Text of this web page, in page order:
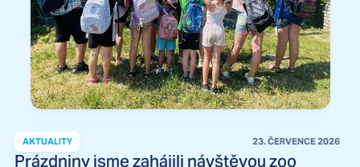
AKTUALITY 23. ČERVENCE 2026
Prázdniny jsme zahájili návštěvou zoo